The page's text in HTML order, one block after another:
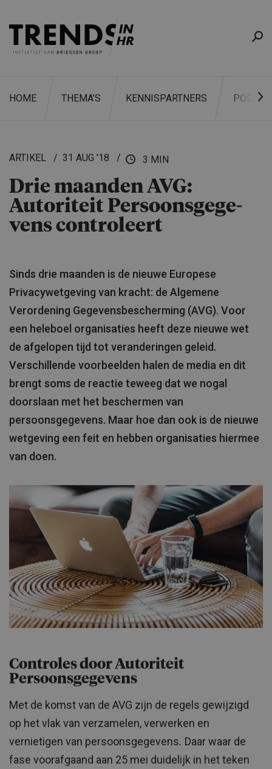
HOME THEMA’S KENNISPARTNERS
ARTIKEL 31 AUG '18 3 MIN
Drie maanden AVG:
Autoriteit Persoons­ge­ge­
vens controleert
Sinds drie maanden is de nieuwe Europese
Privacywetgeving van kracht: de Algemene
Verordening Gegevensbescherming (AVG). Voor
een heleboel organisaties heeft deze nieuwe wet
de afgelopen tijd tot veranderingen geleid.
Verschillende voorbeelden halen de media en dit
brengt soms de reactie teweeg dat we nogal
doorslaan met het beschermen van
persoonsgegevens. Maar hoe dan ook is de nieuwe
wetgeving een feit en hebben organisaties hiermee
van doen.
Controles door Autoriteit
Persoonsgegevens
Met de komst van de AVG zijn de regels gewijzigd
op het vlak van verzamelen, verwerken en
vernietigen van persoonsgegevens. Daar waar de
fase voorafgaand aan 25 mei duidelijk in het teken